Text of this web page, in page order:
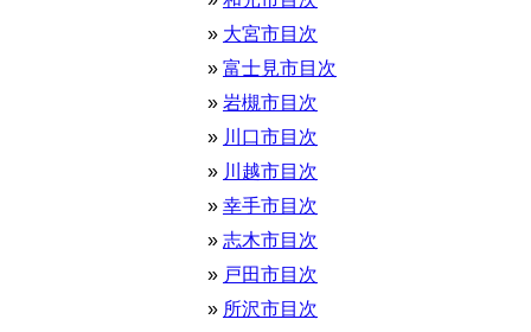
大宮市目次
富士見市目次
岩槻市目次
川口市目次
川越市目次
幸手市目次
志木市目次
戸田市目次
所沢市目次